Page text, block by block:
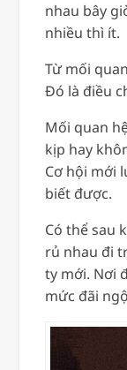
nhau bây
nhiều thì ít.
Từ mối
Đó là điều
Mối quan
kịp hay
Cơ hội mới
biết được.
Có thể sau
rủ nhau đi
ty mới. Nơi
mức đãi